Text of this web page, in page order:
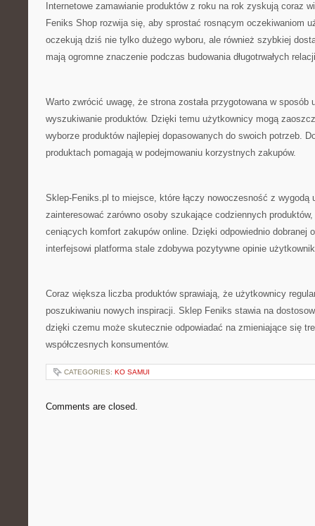
Internetowe zamawianie produktów z roku na rok zyskują coraz
Feniks Shop rozwija się, aby sprostać rosnącym oczekiwaniom
oczekują dziś nie tylko dużego wyboru, ale również szybkiej
mają ogromne znaczenie podczas budowania długotrwałych
Warto zwrócić uwagę, że strona została przygotowana w sposób
wyszukiwanie produktów. Dzięki temu użytkownicy mogą
wyborze produktów najlepiej dopasowanych do swoich potrzeb.
produktach pomagają w podejmowaniu korzystnych zakupów.
Sklep-Feniks.pl to miejsce, które łączy nowoczesność z wygodą
zainteresować zarówno osoby szukające codziennych
ceniących komfort zakupów online. Dzięki odpowiednio dobranej
interfejsowi platforma stale zdobywa pozytywne opinie
Coraz większa liczba produktów sprawiają, że użytkownicy
poszukiwaniu nowych inspiracji. Sklep Feniks stawia na
dzięki czemu może skutecznie odpowiadać na zmieniające się
współczesnych konsumentów.
CATEGORIES: KO SAMUI
Comments are closed.